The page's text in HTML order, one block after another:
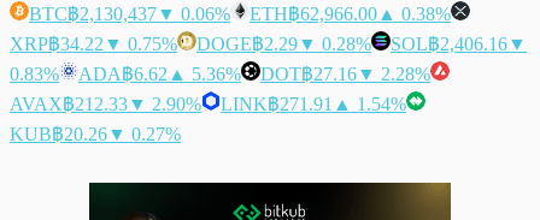
BTC฿2,130,437▼ 0.06% ETH฿62,966.00 ▲ 0.38%
XRP฿34.22 ▼ 0.75% DOGE฿2.29▼ 0.28% SOL฿2,406.16▼
0.83%
ADA฿6.62 ▲ 5.36% DOT฿27.16▼ 2.28%
AVAX฿212.33▼ 2.90% LINK฿271.91 ▲ 1.54%
KUB฿20.26▼ 0.27%